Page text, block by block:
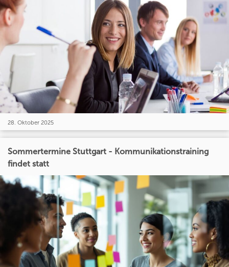
28. Oktober 2025
Sommertermine Stuttgart - Kommunikationstraining
findet statt